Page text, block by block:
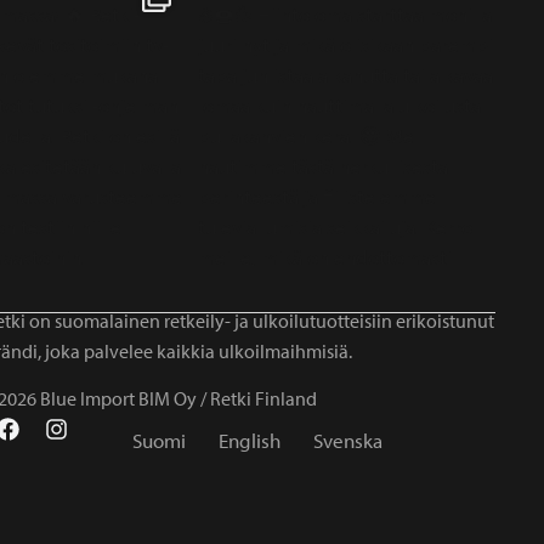
on suomalainen retkeily- ja ulkoilutuotteisiin erikoistunut
joka palvelee kaikkia ulkoilmaihmisiä.
Blue Import BIM Oy / Retki Finland
Suomi English Svenska